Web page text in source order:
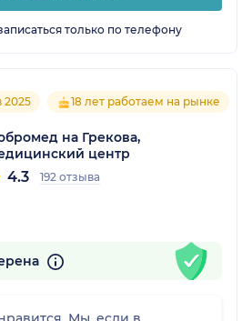
только по телефону
2025 18 лет работаем на рынке
на Грекова,
центр
4.3 192 отзыва